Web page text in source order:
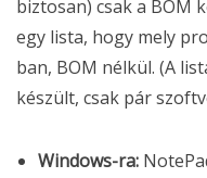
biztosan) csak a BOM
egy lista, hogy mely
ban, BOM nélkül. (A
készült, csak pár
Windows-ra: